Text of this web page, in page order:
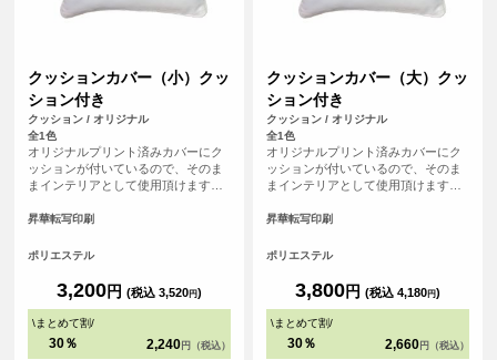
クッションカバー（小）クッ
ション付き
クッション / オリジナル
全1色
オリジナルプリント済みカバーにク
ッションが付いているので、そのま
まインテリアとして使用頂けます。
ョン全体を引き締め、高級感を演出
クッションとして小さめのサイズ感
パイピングが施されており、インテ
リアに上品さとアクセントを加えま
す。
昇華転写印刷
ポリエステル
3,200円 (税込 3,520円)
\まとめて割/
30％ 2,240 円（税込）
クッションカバー（大）クッ
ション付き
クッション / オリジナル
全1色
オリジナルプリント済みカバーにク
ッションが付いているので、そのま
まインテリアとして使用頂けます。
ョン全体を引き締め、高級感を演出
クッションとして一般的なサイズ感
パイピングが施されており、インテ
リアに上品さとアクセントを加えま
す。
昇華転写印刷
ポリエステル
3,800円 (税込 4,180円)
\まとめて割/
30％ 2,660 円（税込）